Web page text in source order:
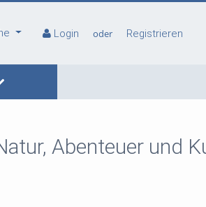
Login oder Registrieren
Abenteuer und